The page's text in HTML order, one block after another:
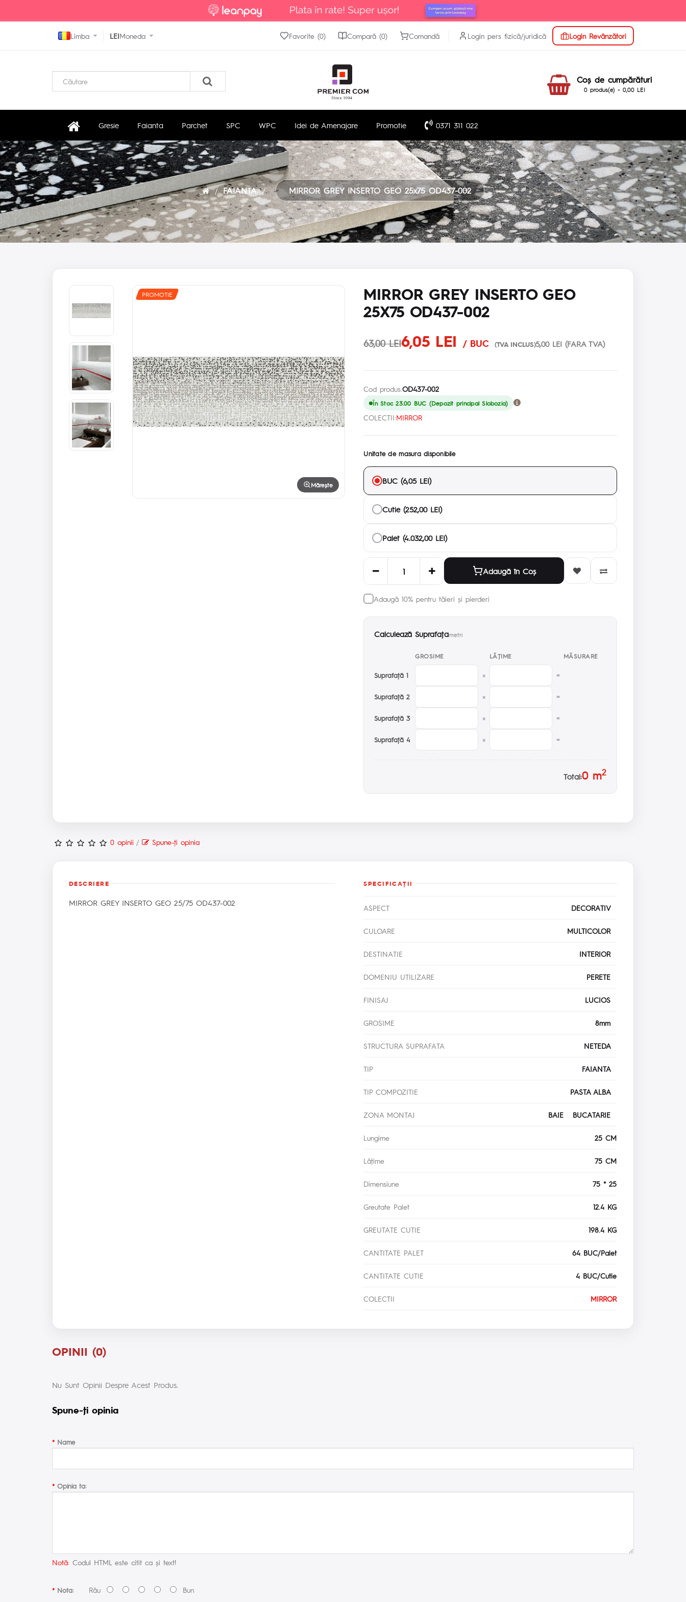
Limba LEIMoneda Login Revânzători
Login pers fizică/juridică
Favorite (0) Compară (0) Comandă
Coş de cumpărături
0 produs(e) - 0,00 LEI
Gresie Faianta Parchet SPC WPC Idei de Amenajare Promotie 0371 311 022
FAIANTA MIRROR GREY INSERTO GEO 25x75 OD437-002
Mărește
PROMOTIE
MIRROR GREY INSERTO GEO
25X75 OD437-002
63,00 LEI6,05 LEI / BUC (TVA INCLUS)5,00 LEI (FARA TVA)
Cod produs:OD437-002
În Stoc 23.00 BUC (Depozit principal Slobozia)
COLECTII:MIRROR
Unitate de masura disponibile
BUC (6,05 LEI)
Cutie (252,00 LEI)
Palet (4.032,00 LEI)
Adaugă în Coş
Adaugă 10% pentru tăieri și pierderi
Calculează Suprafaţametri
GROSIME LĂŢIME MĂSURARE
Suprafaţă 1 × =
Suprafaţă 2 × =
Suprafaţă 3 × =
Suprafaţă 4 × =
Total:0m2
0 opinii / Spune-ţi opinia
DESCRIERE
MIRROR GREY INSERTO GEO 25/75 OD437-002
SPECIFICAŢII
ASPECT DECORATIV
CULOARE MULTICOLOR
DESTINATIE INTERIOR
DOMENIU UTILIZARE PERETE
FINISAJ LUCIOS
GROSIME 8mm
STRUCTURA SUPRAFATA NETEDA
TIP FAIANTA
TIP COMPOZITIE PASTA ALBA
ZONA MONTAJ BAIE BUCATARIE
Lungime 25 CM
Lăţime 75 CM
Dimensiune 75 * 25
Greutate Palet 12.4 KG
GREUTATE CUTIE 198.4 KG
CANTITATE PALET 64 BUC/Palet
CANTITATE CUTIE 4 BUC/Cutie
COLECTII MIRROR
OPINII (0)
Nu Sunt Opinii Despre Acest Produs.
Spune-ţi opinia
Name
Opinia ta:
Notă: Codul HTML este citit ca şi text!
Nota:Rău Bun